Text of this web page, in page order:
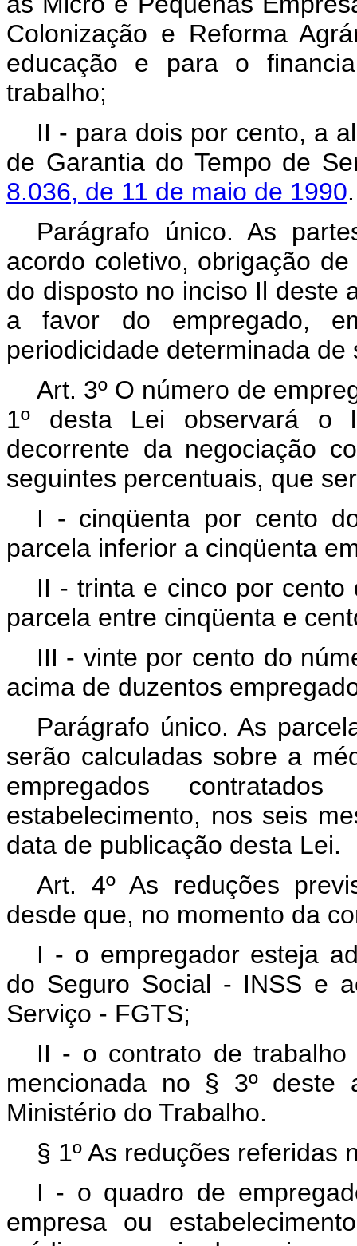
Colonização e Reforma
educação e para o
trabalho;
II - para dois por cento, a
de Garantia do Tempo de
8.036, de 11 de maio de 1990.
Parágrafo único. As
acordo coletivo, obrigação
do disposto no inciso Il deste
a favor do empregado,
periodicidade determinada de
Art. 3º O número de
1º desta Lei observará o
decorrente da negociação
seguintes percentuais, que
I - cinqüenta por cento
parcela inferior a cinqüenta
II - trinta e cinco por
parcela entre cinqüenta e
III - vinte por cento do
acima de duzentos
Parágrafo único. As
serão calculadas sobre a
empregados
estabelecimento, nos seis
data de publicação desta Lei.
Art. 4º As reduções
desde que, no momento da
I - o empregador esteja
do Seguro Social - INSS e
Serviço - FGTS;
II - o contrato de
mencionada no § 3º deste
Ministério do Trabalho.
§ 1º As reduções referidas
I - o quadro de
empresa ou